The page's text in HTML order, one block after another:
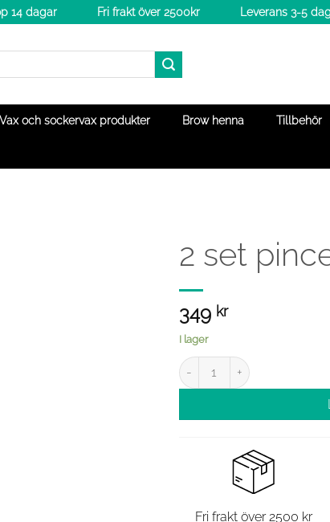
14 dagar Fri frakt över 2500kr Leverans 3-5
Vax och sockervax produkter Brow henna Tillbehör
2 set
349 kr
I lager
2 set pincetter svarta mängd
Fri frakt över 2500 kr